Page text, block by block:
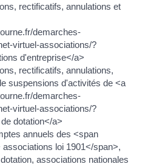
rectificatifs, annulations et
demarches-
virtuel-associations/?
d'entreprise</a>
rectificatifs, annulations,
suspensions d'activités de <a
demarches-
virtuel-associations/?
dotation</a>
annuels des <span
loi 1901</span>,
associations nationales